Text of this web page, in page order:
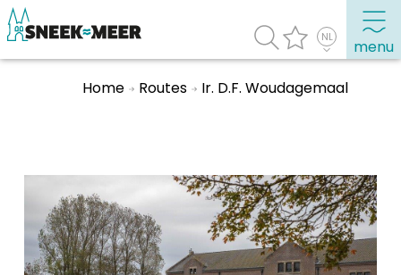
menu
Toeristische informatie
Bezienswaardigheden
Home Routes Ir. D.F. Woudagemaal